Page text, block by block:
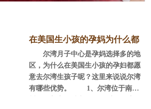
在美国生小孩的孕妈为什么都
选尔湾？
尔湾月子中心是孕妈选择多的地
区，为什么在美国生小孩的孕妇都愿
意去尔湾生孩子呢？这里来说说尔湾
有哪些优势。 1、尔湾位于南加